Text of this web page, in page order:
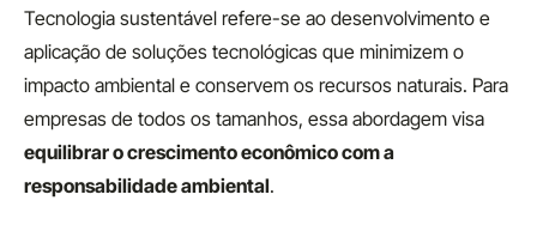
Tecnologia sustentável refere-se ao desenvolvimento e
aplicação de soluções tecnológicas que minimizem o
impacto ambiental e conservem os recursos naturais. Para
empresas de todos os tamanhos, essa abordagem visa
equilibrar o crescimento econômico com a
responsabilidade ambiental.